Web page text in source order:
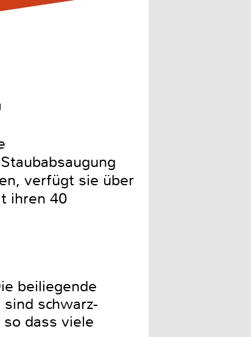
verfügt sie über
ihren 40
beiliegende
schwarz-
dass viele